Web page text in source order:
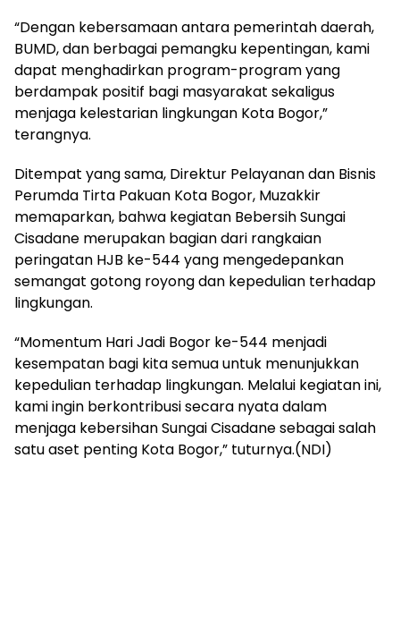
“Dengan kebersamaan antara pemerintah daerah,
BUMD, dan berbagai pemangku kepentingan, kami
dapat menghadirkan program-program yang
berdampak positif bagi masyarakat sekaligus
menjaga kelestarian lingkungan Kota Bogor,”
terangnya.
Ditempat yang sama, Direktur Pelayanan dan Bisnis
Perumda Tirta Pakuan Kota Bogor, Muzakkir
memaparkan, bahwa kegiatan Bebersih Sungai
Cisadane merupakan bagian dari rangkaian
peringatan HJB ke-544 yang mengedepankan
semangat gotong royong dan kepedulian terhadap
lingkungan.
“Momentum Hari Jadi Bogor ke-544 menjadi
kesempatan bagi kita semua untuk menunjukkan
kepedulian terhadap lingkungan. Melalui kegiatan ini,
kami ingin berkontribusi secara nyata dalam
menjaga kebersihan Sungai Cisadane sebagai salah
satu aset penting Kota Bogor,” tuturnya.(NDI)